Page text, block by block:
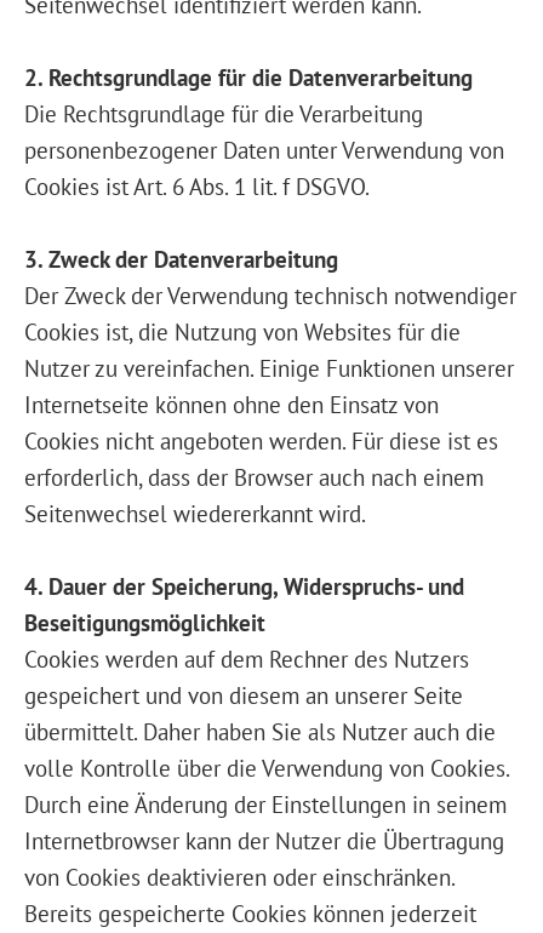
2. Rechtsgrundlage für die Datenverarbeitung
Die Rechtsgrundlage für die Verarbeitung
personenbezogener Daten unter Verwendung von
Cookies ist Art. 6 Abs. 1 lit. f DSGVO.
3. Zweck der Datenverarbeitung
Der Zweck der Verwendung technisch notwendiger
Cookies ist, die Nutzung von Websites für die
Nutzer zu vereinfachen. Einige Funktionen unserer
Internetseite können ohne den Einsatz von
Cookies nicht angeboten werden. Für diese ist es
erforderlich, dass der Browser auch nach einem
Seitenwechsel wiedererkannt wird.
4. Dauer der Speicherung, Widerspruchs- und
Beseitigungsmöglichkeit
Cookies werden auf dem Rechner des Nutzers
gespeichert und von diesem an unserer Seite
übermittelt. Daher haben Sie als Nutzer auch die
volle Kontrolle über die Verwendung von Cookies.
Durch eine Änderung der Einstellungen in seinem
Internetbrowser kann der Nutzer die Übertragung
von Cookies deaktivieren oder einschränken.
Bereits gespeicherte Cookies können jederzeit